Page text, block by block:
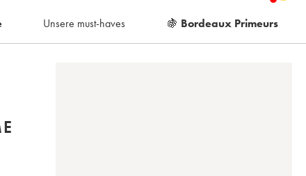
Unsere must-haves 🍇 Bordeaux Primeurs